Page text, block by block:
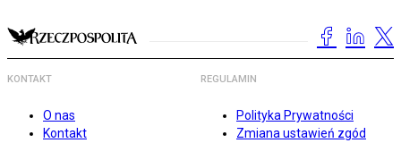
KONTAKT
O nas
Kontakt
REGULAMIN
Polityka Prywatności
Zmiana ustawień zgód